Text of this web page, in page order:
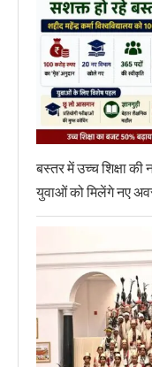
बस्तर में उच्च शिक्षा
युवाओं को मिलेंगे नए